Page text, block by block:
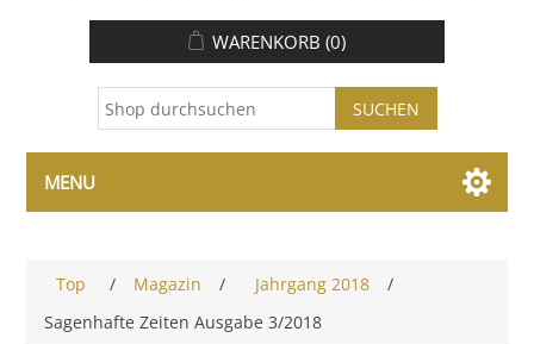
WARENKORB (0)
MENU
Top / Magazin / Jahrgang 2018
/
Sagenhafte Zeiten Ausgabe 3/2018